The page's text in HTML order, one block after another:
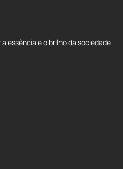
essência e o brilho da sociedade